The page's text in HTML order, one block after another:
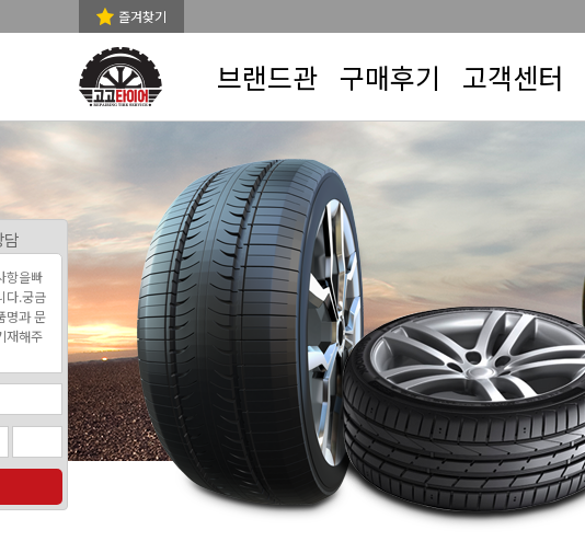
즐겨찾기
브랜드관 구매후기 고객센터